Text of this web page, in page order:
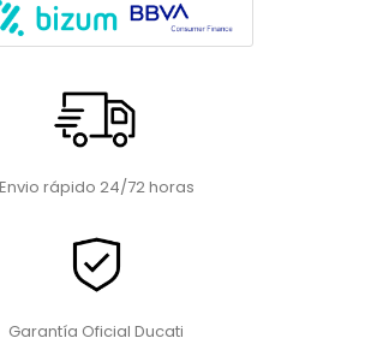
Envio rápido 24/72 horas
Garantía Oficial Ducati